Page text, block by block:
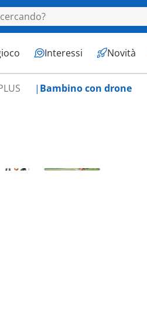
Interessi Novità
Bambino con drone